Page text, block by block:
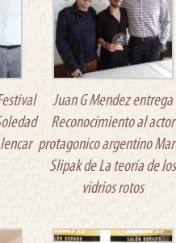
Juan G Mendez entrega
Reconocimiento al actor
protagonico argentino
Slipak de La teoría de los
vidrios rotos